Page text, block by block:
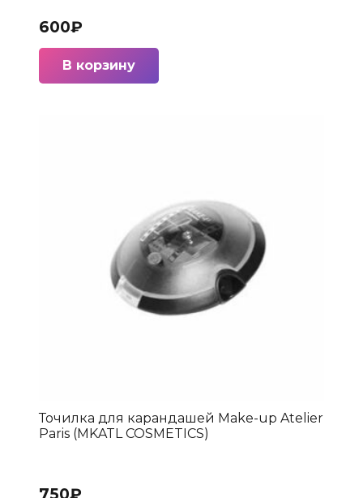
600₽
В корзину
Точилка для карандашей Make-up Atelier
Paris (MKATL COSMETICS)
750₽